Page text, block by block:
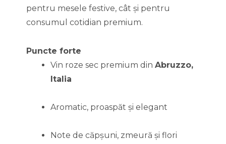
pentru mesele festive, cât și pentru
consumul cotidian premium.
Puncte forte
Vin roze sec premium dinAbruzzo,
Italia
Aromatic, proaspăt și elegant
Note de căpșuni, zmeură și flori